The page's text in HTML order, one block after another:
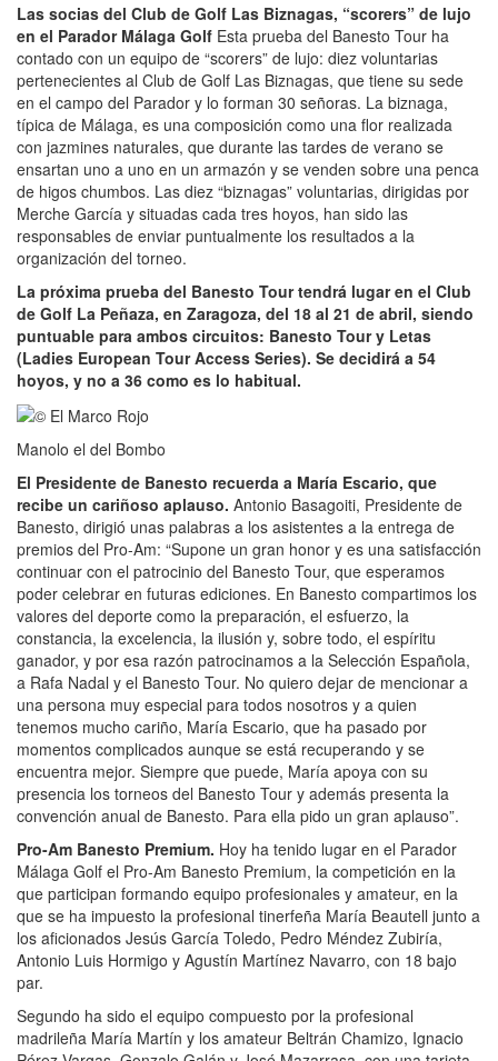
Las socias del Club de Golf Las Biznagas, “scorers” de lujo
en el Parador Málaga Golf Esta prueba del Banesto Tour ha
contado con un equipo de “scorers” de lujo: diez voluntarias
pertenecientes al Club de Golf Las Biznagas, que tiene su sede
en el campo del Parador y lo forman 30 señoras. La biznaga,
típica de Málaga, es una composición como una flor realizada
con jazmines naturales, que durante las tardes de verano se
ensartan uno a uno en un armazón y se venden sobre una penca
de higos chumbos. Las diez “biznagas” voluntarias, dirigidas por
Merche García y situadas cada tres hoyos, han sido las
responsables de enviar puntualmente los resultados a la
organización del torneo.
La próxima prueba del Banesto Tour tendrá lugar en el Club
de Golf La Peñaza, en Zaragoza, del 18 al 21 de abril, siendo
puntuable para ambos circuitos: Banesto Tour y Letas
(Ladies European Tour Access Series). Se decidirá a 54
hoyos, y no a 36 como es lo habitual.
Manolo el del Bombo
El Presidente de Banesto recuerda a María Escario, que
recibe un cariñoso aplauso. Antonio Basagoiti, Presidente de
Banesto, dirigió unas palabras a los asistentes a la entrega de
premios del Pro-Am: “Supone un gran honor y es una satisfacción
continuar con el patrocinio del Banesto Tour, que esperamos
poder celebrar en futuras ediciones. En Banesto compartimos los
valores del deporte como la preparación, el esfuerzo, la
constancia, la excelencia, la ilusión y, sobre todo, el espíritu
ganador, y por esa razón patrocinamos a la Selección Española,
a Rafa Nadal y el Banesto Tour. No quiero dejar de mencionar a
una persona muy especial para todos nosotros y a quien
tenemos mucho cariño, María Escario, que ha pasado por
momentos complicados aunque se está recuperando y se
encuentra mejor. Siempre que puede, María apoya con su
presencia los torneos del Banesto Tour y además presenta la
convención anual de Banesto. Para ella pido un gran aplauso”.
Pro-Am Banesto Premium. Hoy ha tenido lugar en el Parador
Málaga Golf el Pro-Am Banesto Premium, la competición en la
que participan formando equipo profesionales y amateur, en la
que se ha impuesto la profesional tinerfeña María Beautell junto a
los aficionados Jesús García Toledo, Pedro Méndez Zubiría,
Antonio Luis Hormigo y Agustín Martínez Navarro, con 18 bajo
par.
Segundo ha sido el equipo compuesto por la profesional
madrileña María Martín y los amateur Beltrán Chamizo, Ignacio